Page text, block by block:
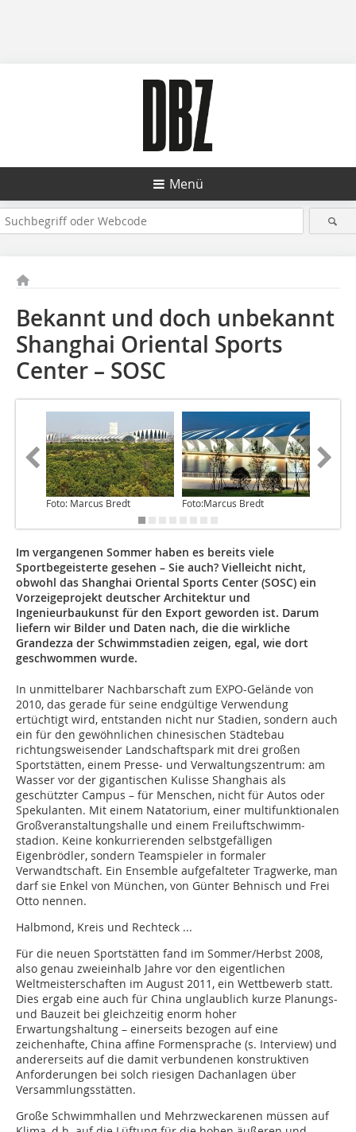
Menü
Bekannt und doch unbekannt
Shanghai Oriental Sports
Center – SOSC
Foto: Marcus Bredt Foto:Marcus Bredt
Im vergangenen Sommer haben es bereits viele
Sportbegeisterte gesehen – Sie auch? Vielleicht nicht,
obwohl das Shanghai Oriental Sports Center (SOSC) ein
Vorzeigeprojekt deutscher Architektur und
Ingenieurbaukunst für den Export geworden ist. Darum
liefern wir Bilder und Daten nach, die die wirkliche
Grandezza der Schwimmstadien zeigen, egal, wie dort
geschwommen wurde.
In unmittelbarer Nachbarschaft zum EXPO-Gelände von
2010, das gerade für seine endgültige Verwendung
ertüchtigt wird, entstanden nicht nur Stadien, sondern auch
ein für den gewöhnlichen chinesischen Städtebau
richtungsweisender Landschaftspark mit drei großen
Sportstätten, einem Presse- und Verwaltungszentrum: am
Wasser vor der gigantischen Kulisse Shanghais als
geschützter Campus – für Menschen, nicht für Autos oder
Spekulanten. Mit einem Natatorium, einer multifunktionalen
Großver­anstaltungshalle und einem Freiluftschwimm­
stadion. Keine konkurrierenden selbstgefälligen
Eigenbrödler, sondern Teamspieler in formaler
Verwandtschaft. Ein Ensemble aufgefalteter Tragwerke, man
darf sie Enkel von München, von Günter Behnisch und Frei
Otto nennen.
Halbmond, Kreis und Rechteck ...
Für die neuen Sportstätten fand im Sommer/Herbst 2008,
also genau zweieinhalb Jahre vor den eigentlichen
Weltmeisterschaften im August 2011, ein Wettbewerb statt.
Dies ergab eine auch für China unglaublich kurze Planungs-
und Bauzeit bei gleichzeitig enorm hoher
Erwartungshaltung – einerseits bezogen auf eine
zeichenhafte, China affine Formensprache (s. Interview) und
andererseits auf die damit verbundenen konstruktiven
Anforderungen bei solch riesigen Dachanlagen über
Versammlungsstätten.
Große Schwimmhallen und Mehrzweckarenen müssen auf